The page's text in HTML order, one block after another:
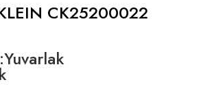
CK25200022